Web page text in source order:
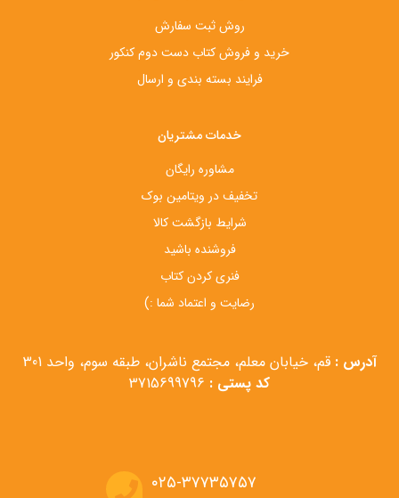
روش ثبت سفارش
خرید و فروش کتاب دست‌ دوم کنکور
فرایند بسته بندی و ارسال
خدمات مشتریان
مشاوره رایگان
تخفیف در ویتامین بوک
شرایط بازگشت کالا
فروشنده باشید
فنری کردن کتاب
رضایت و اعتماد شما :)
آدرس : قم، خیابان معلم، مجتمع ناشران، طبقه سوم، واحد 301
کد پستی :
۰۲۵-۳۷۷۳۵۷۵۷